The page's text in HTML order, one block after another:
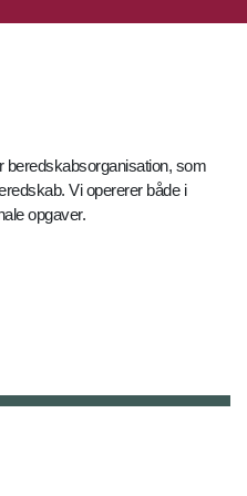
som
Vi opererer både i
opgaver.